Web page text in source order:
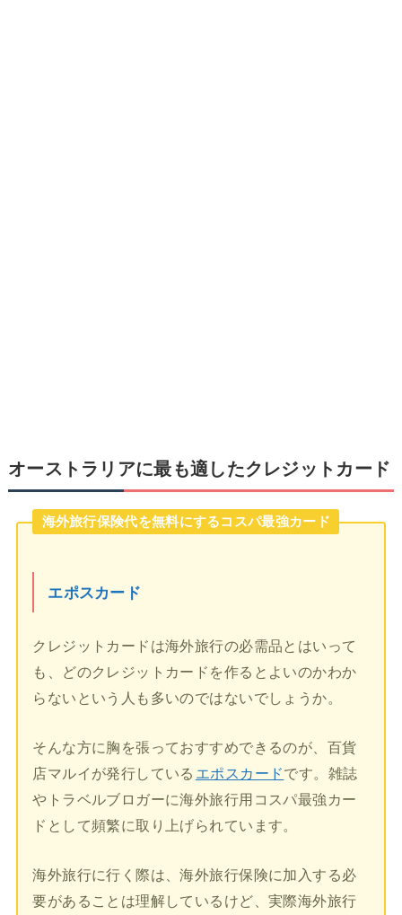
オーストラリアに最も適したクレジットカード
海外旅行保険代を無料にするコスパ最強カード
エポスカード
クレジットカードは海外旅行の必需品とはいって
も、どのクレジットカードを作るとよいのかわか
らないという人も多いのではないでしょうか。
そんな方に胸を張っておすすめできるのが、百貨
店マルイが発行している エポスカードです。雑誌
やトラベルブロガーに海外旅行用コスパ最強カー
ドとして頻繁に取り上げられています。
海外旅行に行く際は、海外旅行保険に加入する必
要があることは理解しているけど、実際海外旅行